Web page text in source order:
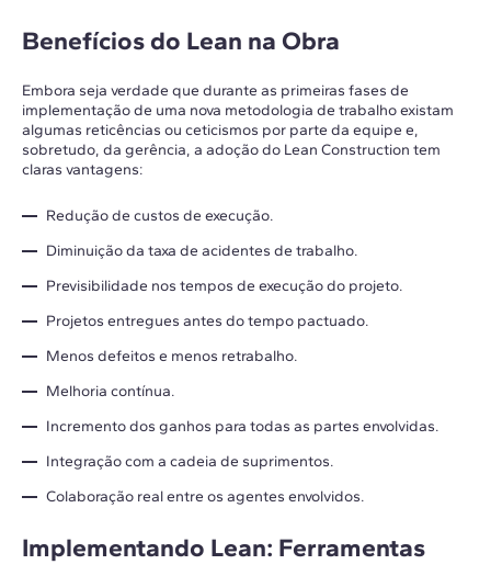
Benefícios do Lean na Obra
Embora seja verdade que durante as primeiras fases de
implementação de uma nova metodologia de trabalho existam
algumas reticências ou ceticismos por parte da equipe e,
sobretudo, da gerência, a adoção do Lean Construction tem
claras vantagens:
Redução de custos de execução.
Diminuição da taxa de acidentes de trabalho.
Previsibilidade nos tempos de execução do projeto.
Projetos entregues antes do tempo pactuado.
Menos defeitos e menos retrabalho.
Melhoria contínua.
Incremento dos ganhos para todas as partes envolvidas.
Integração com a cadeia de suprimentos.
Colaboração real entre os agentes envolvidos.
Implementando Lean: Ferramentas